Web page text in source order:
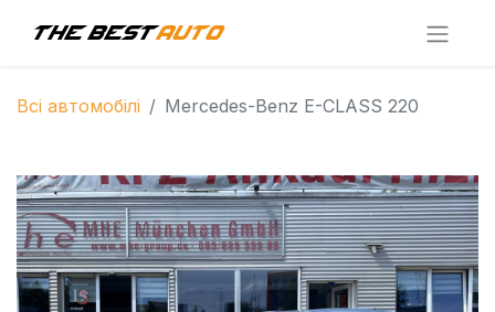
Всі автомобілі Mercedes-Benz E-CLASS 220